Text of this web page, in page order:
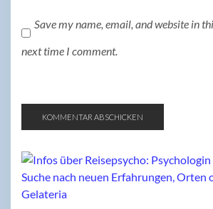
Save my name, email, and website in
next time I comment.